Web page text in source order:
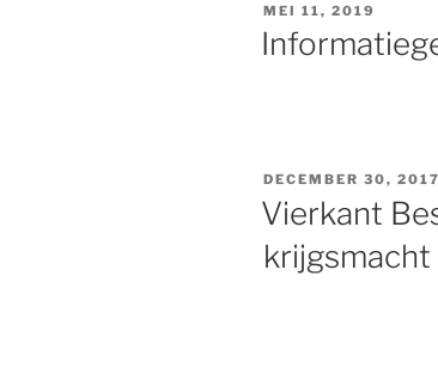
GEPLAATST
OP
MEI 11, 2019
GEPLAATST
OP
DECEMBER 30, 2017
Vierkant